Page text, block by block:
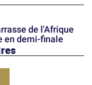
de l'Afrique
en demi-finale